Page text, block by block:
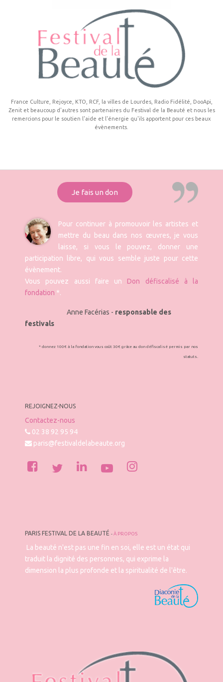
France Culture, Rejoyce, KTO, RCF, la villes de Lourdes, Radio Fidélité, DooApi,
Zenit et beaucoup d'autres sont partenaires du Festival de la Beauté et nous les
remercions pour le soutien l'aide et l'énergie qu'ils apportent pour ces beaux
évènements.
Je fais un don
Pour continuer à promouvoir les artistes et
mettre du beau dans nos œuvres, je vous
laisse, si vous le pouvez, donner une
participation libre, qui vous semble juste pour cette
évènement.
Vous pouvez aussi faire unDon défiscalisé à la
fondation *.
Anne Facérias - responsable des
festivals
* donnez 100€ à la fondation vous coût 30€ grâce au don défiscalisé permis par nos
statuts.
REJOIGNEZ-NOUS
Contactez-nous
02 38 92 95 94
paris@festivaldelabeaute.org
PARIS FESTIVAL DE LA BEAUTÉ -À PROPOS
La beauté n'est pas une fin en soi, elle est un état qui
traduit la dignité des personnes, qui exprime la
dimension la plus profonde et la spiritualité de l'être.